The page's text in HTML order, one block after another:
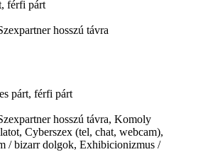
férfi párt
hosszú távra
párt, férfi párt
hosszú távra, Komoly
Cyberszex (tel, chat, webcam),
/ bizarr dolgok, Exhibicionizmus /